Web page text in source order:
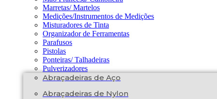
Marretas/ Martelos
Medições/Instrumentos de Medições
Misturadores de Tinta
Organizador de Ferramentas
Parafusos
Pistolas
Ponteiras/ Talhadeiras
Pulverizadores
Abraçadeiras de Aço
Abraçadeiras de Nylon